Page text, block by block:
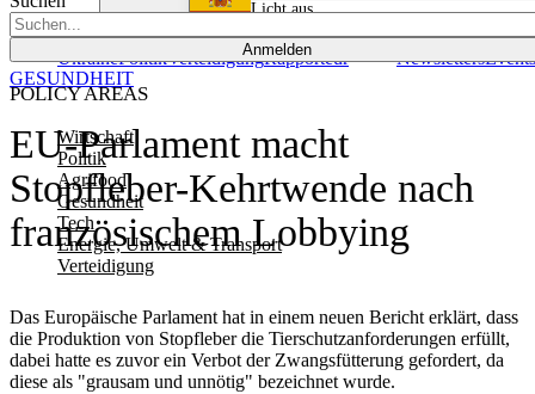
Anmelden
POLICY AREAS
Wirtschaft
Politik
Agrifood
Gesundheit
Tech
Energie, Umwelt & Transport
Verteidigung
UkrainePolitikVerteidigungRapporteur NewslettersEvents
Licht aus
EU-Parlament macht
Stopfleber-Kehrtwende nach
französischem Lobbying
Das Europäische Parlament hat in einem neuen Bericht erklärt, dass
die Produktion von Stopfleber die Tierschutzanforderungen erfüllt,
dabei hatte es zuvor ein Verbot der Zwangsfütterung gefordert, da
diese als "grausam und unnötig" bezeichnet wurde.
GESUNDHEIT